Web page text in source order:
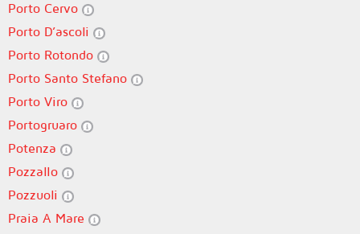
Porto Cervo
Porto D’ascoli
Porto Rotondo
Porto Santo Stefano
Porto Viro
Portogruaro
Potenza
Pozzallo
Pozzuoli
Praia A Mare